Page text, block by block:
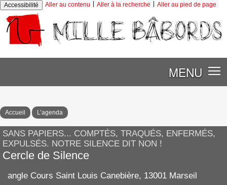
Accessibilité Aller au contenu Aller à la recherche Aller au pied de page
MENU
Accueil L’agenda
SANS PAPIERS... COMPTÉS, TRAQUÉS, ENFERMÉS,
EXPULSÉS. NOTRE SILENCE DIT NON !
Cercle de Silence
angle Cours Saint Louis Canebière, 13001 Marseil